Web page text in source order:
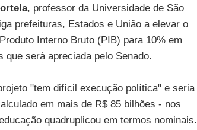
, professor da Universidade de São
prefeituras, Estados e União a elevar o
Interno Bruto (PIB) para 10% em
que será apreciada pelo Senado.
"tem difícil execução política" e seria
em mais de R$ 85 bilhões - nos
quadruplicou em termos nominais.